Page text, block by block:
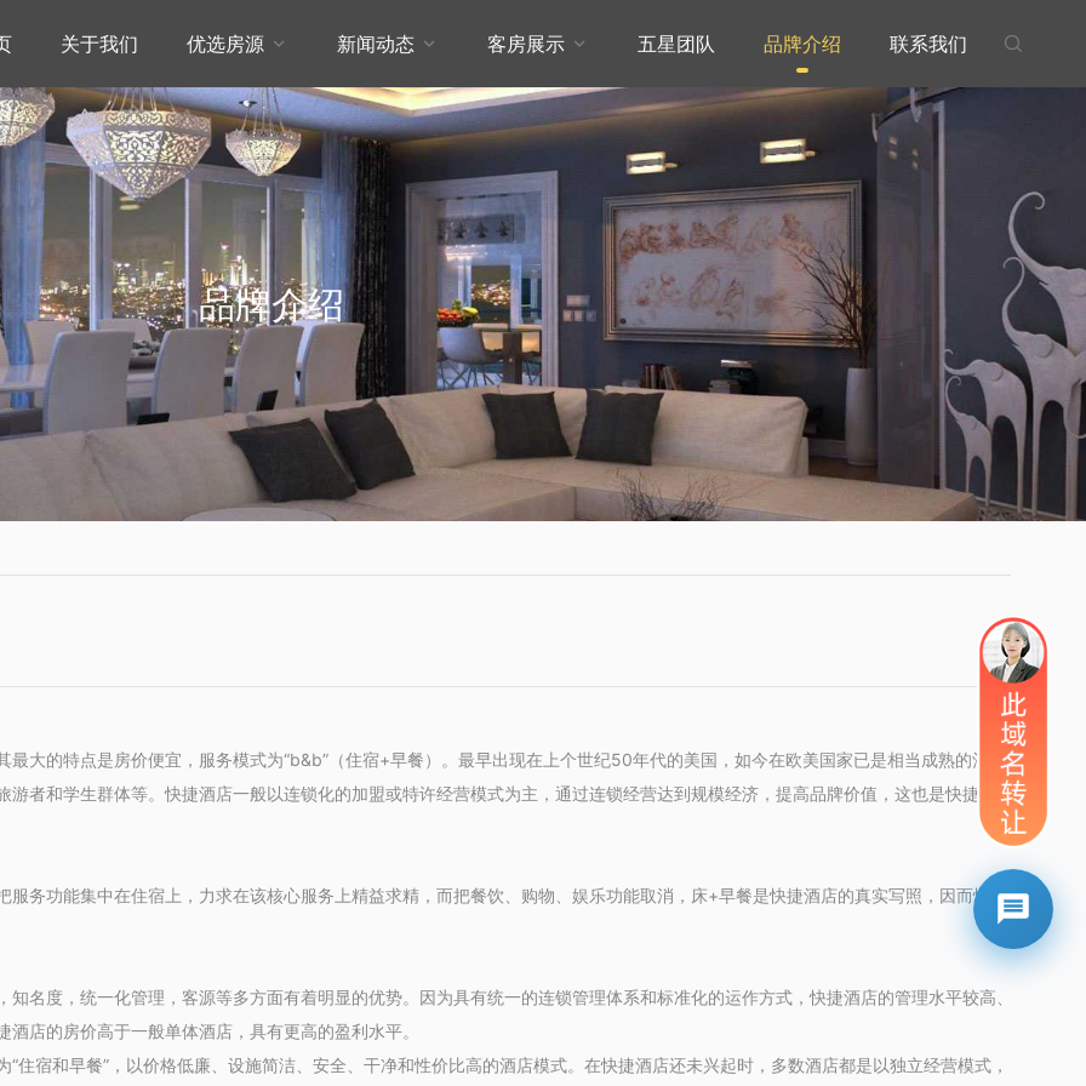

关于我们 优选房源  新闻动态  客房展示  五星团队 品牌介绍 联系我们
品牌介绍
大的特点是房价便宜，服务模式为“b&b”（住宿+早餐）。最早出现在上个世纪50年代的美国，如今在欧美国家已是相当成熟的酒店形
者和学生群体等。快捷酒店一般以连锁化的加盟或特许经营模式为主，通过连锁经营达到规模经济，提高品牌价值，这也是快捷酒店
务功能集中在住宿上，力求在该核心服务上精益求精，而把餐饮、购物、娱乐功能取消，床+早餐是快捷酒店的真实写照，因而快捷
名度，统一化管理，客源等多方面有着明显的优势。因为具有统一的连锁管理体系和标准化的运作方式，快捷酒店的管理水平较高、
店的房价高于一般单体酒店，具有更高的盈利水平。
住宿和早餐”，以价格低廉、设施简洁、安全、干净和性价比高的酒店模式。在快捷酒店还未兴起时，多数酒店都是以独立经营模式，